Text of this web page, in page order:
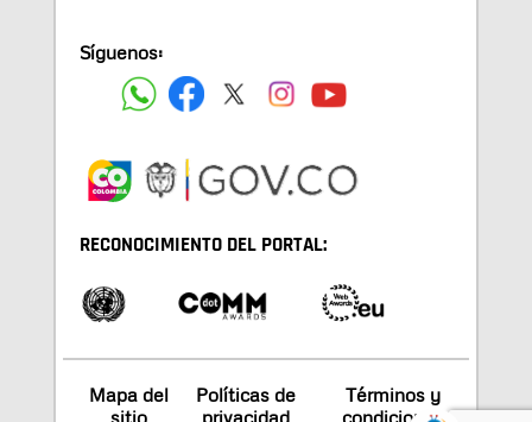
Síguenos:
RECONOCIMIENTO DEL PORTAL:
Mapa del
sitio
Políticas de
privacidad
Términos y
condiciones